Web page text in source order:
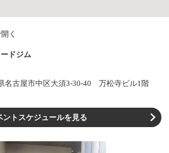
く
ドジム
名古屋市中区大須3-30-40 万松寺ビル1階
ントスケジュールを見る